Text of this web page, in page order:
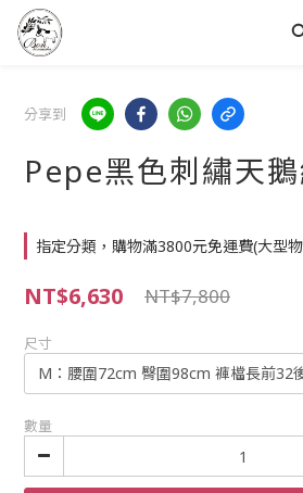
分享到
Pepe黑色刺繡天
指定分類，購物滿3800元免運費(大型
NT$6,630 NT$7,800
尺寸
數量